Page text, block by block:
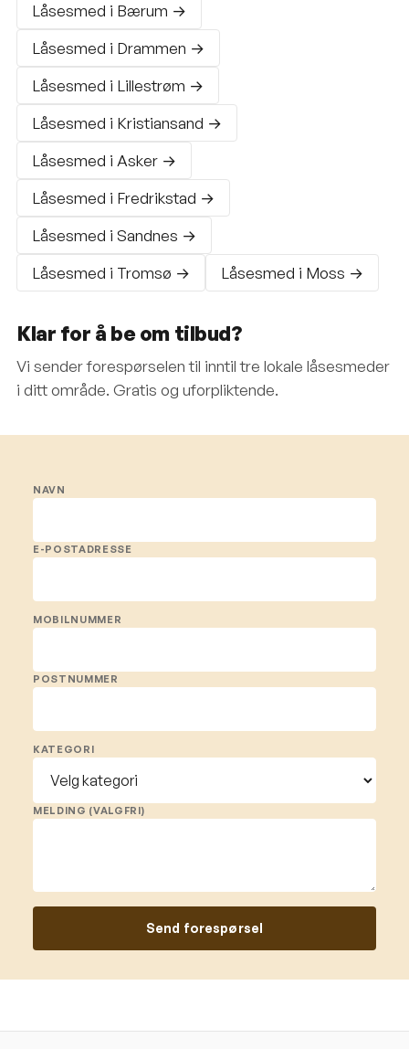
Låsesmed i Bærum →
Låsesmed i Drammen →
Låsesmed i Lillestrøm →
Låsesmed i Kristiansand →
Låsesmed i Asker →
Låsesmed i Fredrikstad →
Låsesmed i Sandnes →
Låsesmed i Tromsø →
Låsesmed i Moss →
Klar for å be om tilbud?
Vi sender forespørselen til inntil tre lokale låsesmeder
i ditt område. Gratis og uforpliktende.
NAVN
E-POSTADRESSE
MOBILNUMMER
POSTNUMMER
KATEGORI
MELDING (VALGFRI)
Send forespørsel